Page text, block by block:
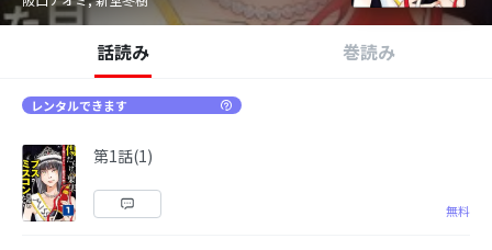
話読み 巻読み
レンタルできます
第1話(1)
無料